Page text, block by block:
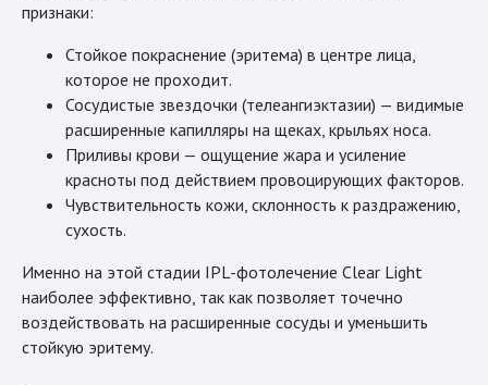
признаки:
Стойкое покраснение (эритема) в центре лица,
которое не проходит.
Сосудистые звездочки (телеангиэктазии) — видимые
расширенные капилляры на щеках, крыльях носа.
Приливы крови — ощущение жара и усиление
красноты под действием провоцирующих факторов.
Чувствительность кожи, склонность к раздражению,
сухость.
Именно на этой стадии IPL-фотолечение Clear Light
наиболее эффективно, так как позволяет точечно
воздействовать на расширенные сосуды и уменьшить
стойкую эритему.